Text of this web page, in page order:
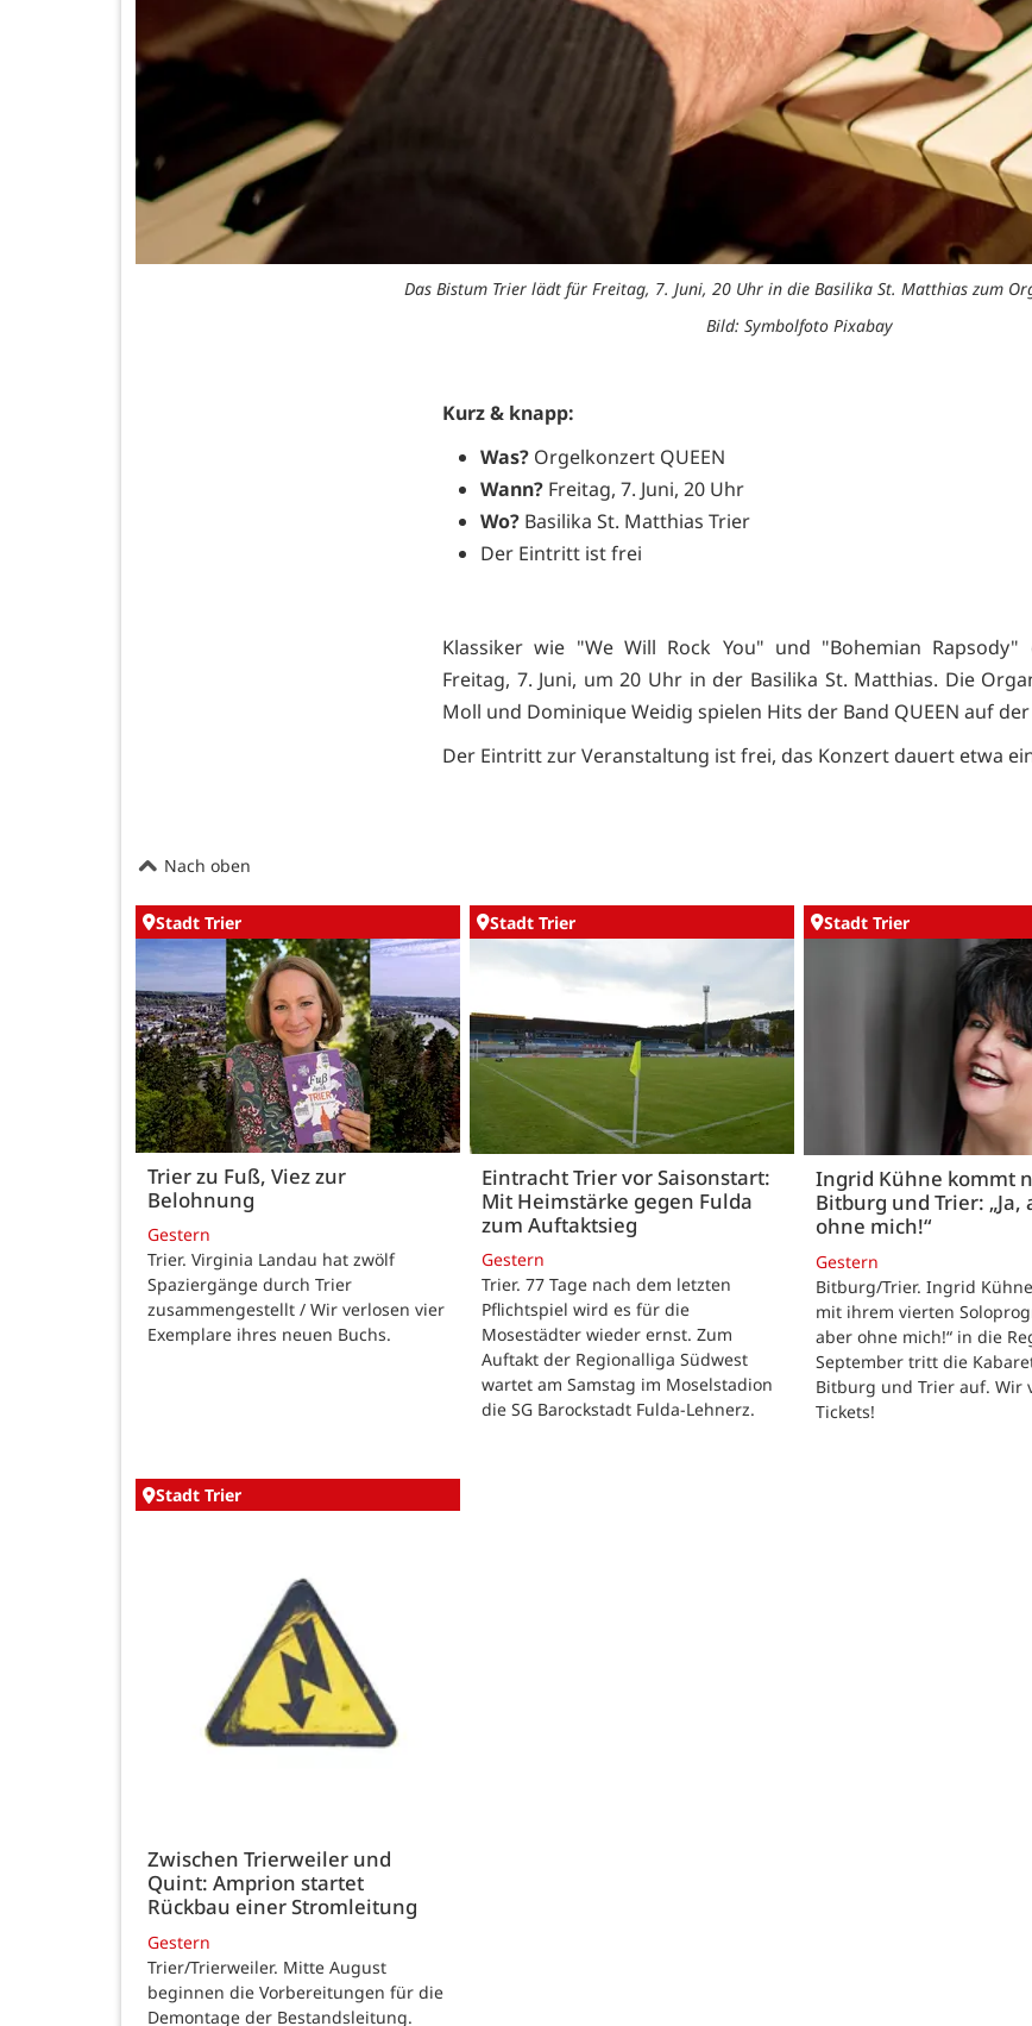
Das Bistum Trier lädt für Freitag, 7. Juni, 20 Uhr in die Basilika St. Matthias zum
Bild: Symbolfoto Pixabay
Kurz & knapp:
Was? Orgelkonzert QUEEN
Wann? Freitag, 7. Juni, 20 Uhr
Wo? Basilika St. Matthias Trier
Der Eintritt ist frei
Klassiker wie "We Will Rock You" und "Bohemian Rapsody"
Freitag, 7. Juni, um 20 Uhr in der Basilika St. Matthias. Die
Moll und Dominique Weidig spielen Hits der Band QUEEN auf
Der Eintritt zur Veranstaltung ist frei, das Konzert dauert etwa
Nach oben
Stadt Trier
Trier zu Fuß, Viez zur
Belohnung
Gestern
Trier. Virginia Landau hat zwölf
Spaziergänge durch Trier
zusammengestellt / Wir verlosen vier
Exemplare ihres neuen Buchs.
Stadt Trier
Eintracht Trier vor Saisonstart:
Mit Heimstärke gegen Fulda
zum Auftaktsieg
Gestern
Trier. 77 Tage nach dem letzten
Pflichtspiel wird es für die
Mosestädter wieder ernst. Zum
Auftakt der Regionalliga Südwest
wartet am Samstag im Moselstadion
die SG Barockstadt Fulda-Lehnerz.
Stadt Trier
Ingrid Kühne kommt
Bitburg und Trier: „Ja,
ohne mich!“
Gestern
Bitburg/Trier. Ingrid
mit ihrem vierten
aber ohne mich!“ in die
September tritt die
Bitburg und Trier auf. Wir
Tickets!
Stadt Trier
Zwischen Trierweiler und
Quint: Amprion startet
Rückbau einer Stromleitung
Gestern
Trier/Trierweiler. Mitte August
beginnen die Vorbereitungen für die
Demontage der Bestandsleitung.